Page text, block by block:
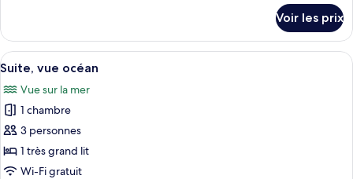
jardin
le
type
de
Suite,
vue
Voir les prix
Afficher
toutes
les
photos
pour
ce
type
Suite, vue océan | Minibar, coffres-
11
Suite, vue océan
Vue sur la mer
1 chambre
3 personnes
1 très grand lit
Wi-Fi gratuit